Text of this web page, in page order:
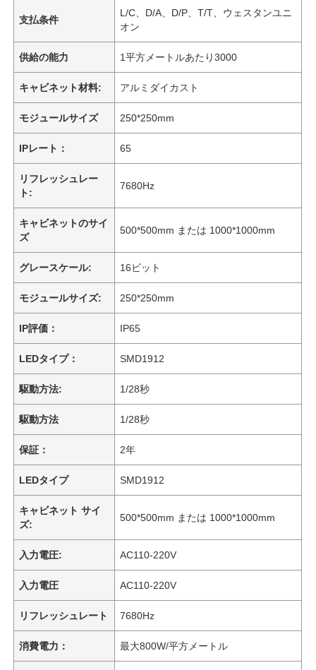
支払条件
L/C、D/A、D/P、T/T、ウェスタンユニ
オン
供給の能力 1平方メートルあたり3000
キャビネット材料: アルミダイカスト
モジュールサイズ 250*250mm
IPレート： 65
リフレッシュレー
ト:
7680Hz
キャビネットのサイ
ズ
500*500mm または 1000*1000mm
グレースケール: 16ビット
モジュールサイズ: 250*250mm
IP評価： IP65
LEDタイプ： SMD1912
駆動方法: 1/28秒
駆動方法 1/28秒
保証： 2年
LEDタイプ SMD1912
キャビネット サイ
ズ:
500*500mm または 1000*1000mm
入力電圧: AC110-220V
入力電圧 AC110-220V
リフレッシュレート 7680Hz
消費電力： 最大800W/平方メートル